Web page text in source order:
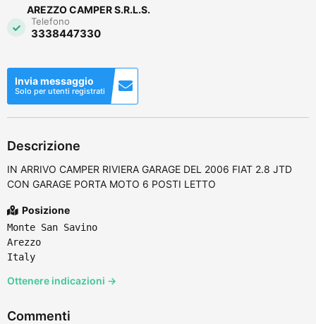
AREZZO CAMPER S.R.L.S.
Telefono
3338447330
Invia messaggio
Solo per utenti registrati
Descrizione
IN ARRIVO CAMPER RIVIERA GARAGE DEL 2006 FIAT 2.8 JTD
CON GARAGE PORTA MOTO 6 POSTI LETTO
Posizione
Monte San Savino
Arezzo
Italy
Ottenere indicazioni →
Commenti